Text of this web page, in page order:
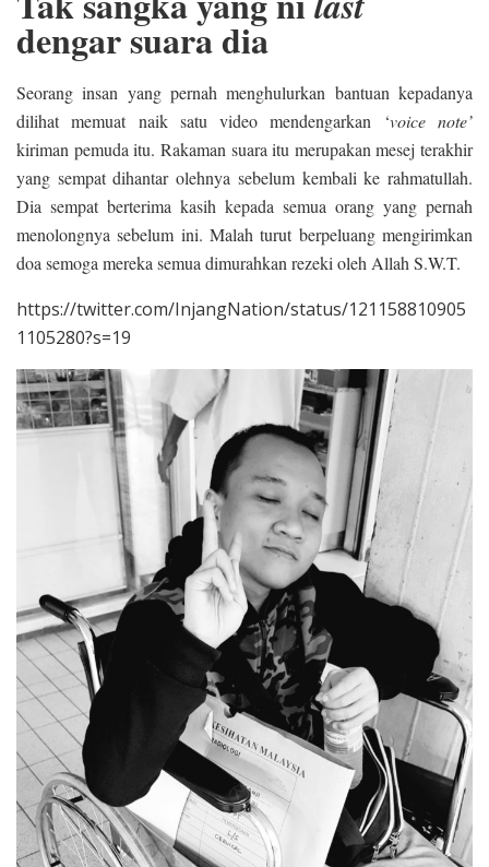
dengar suara dia
Seorang insan yang pernah menghulurkan bantuan kepadanya
dilihat memuat naik satu video mendengarkan ‘voice note’
kiriman pemuda itu. Rakaman suara itu merupakan mesej terakhir
yang sempat dihantar olehnya sebelum kembali ke rahmatullah.
Dia sempat berterima kasih kepada semua orang yang pernah
menolongnya sebelum ini. Malah turut berpeluang mengirimkan
doa semoga mereka semua dimurahkan rezeki oleh Allah S.W.T.
https://twitter.com/InjangNation/status/121158810905
1105280?s=19